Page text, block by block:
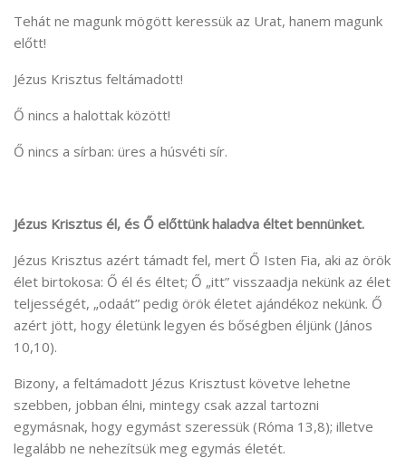
Tehát ne magunk mögött keressük az Urat, hanem magunk
előtt!
Jézus Krisztus feltámadott!
Ő nincs a halottak között!
Ő nincs a sírban: üres a húsvéti sír.
Jézus Krisztus él, és Ő előttünk haladva éltet bennünket.
Jézus Krisztus azért támadt fel, mert Ő Isten Fia, aki az örök
élet birtokosa: Ő él és éltet; Ő „itt” visszaadja nekünk az élet
teljességét, „odaát” pedig örök életet ajándékoz nekünk. Ő
azért jött, hogy életünk legyen és bőségben éljünk (János
10,10).
Bizony, a feltámadott Jézus Krisztust követve lehetne
szebben, jobban élni, mintegy csak azzal tartozni
egymásnak, hogy egymást szeressük (Róma 13,8); illetve
legalább ne nehezítsük meg egymás életét.